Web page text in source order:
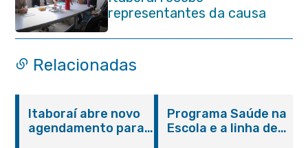
representantes da causa
atípica de Santa Catarina
Relacionadas
Itaboraí abre novo
agendamento para
Programa Saúde na
Escola e a linha de